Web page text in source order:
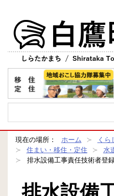
現在の場所： ホーム
くら
住まい・移住・定住
水
排水設備工事責任技術者登